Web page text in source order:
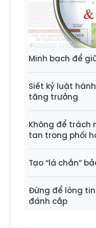
Minh bạch để
Siết kỷ luật
tăng trưởng
Không để trách
tan trong phối
Tạo “lá chắn”
Đừng để lòng
đánh cắp